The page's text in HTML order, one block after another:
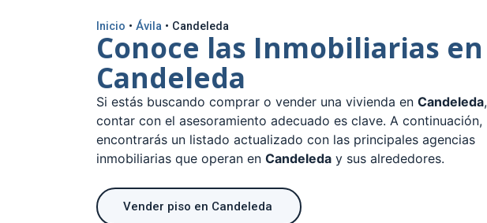
Inicio • Ávila • Candeleda
Conoce las Inmobiliarias en
Candeleda
Si estás buscando comprar o vender una vivienda en Candeleda,
contar con el asesoramiento adecuado es clave. A continuación,
encontrarás un listado actualizado con las principales agencias
inmobiliarias que operan en Candeleda y sus alrededores.
Vender piso en Candeleda